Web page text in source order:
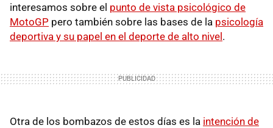
interesamos sobre el punto de vista psicológico de
MotoGP pero también sobre las bases de la psicología
deportiva y su papel en el deporte de alto nivel.
Otra de los bombazos de estos días es la intención de